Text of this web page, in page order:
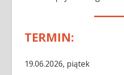
TERMIN:
19.06.2026, piątek